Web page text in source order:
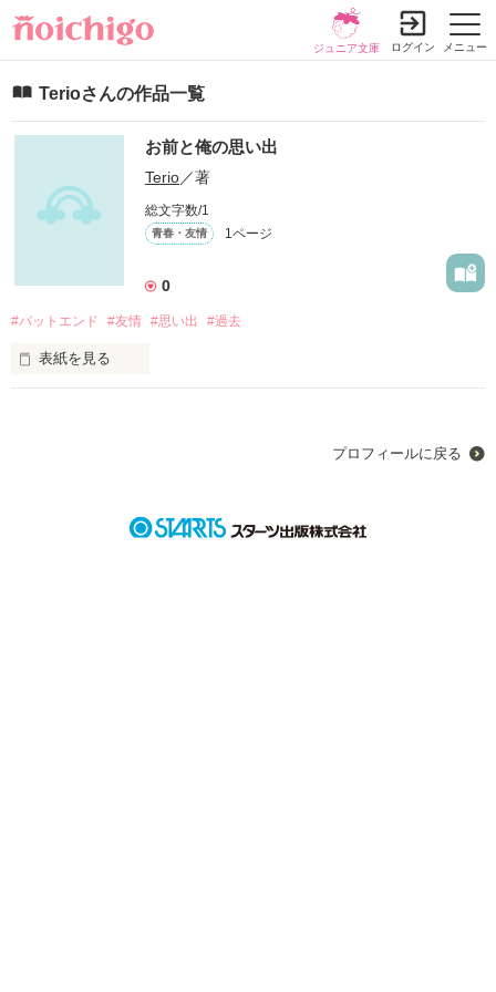
メニュー
ジュニア文庫 ログイン
Terioさんの作品一覧
お前と俺の思い出
Terio／著
総文字数/1
青春・友情 1ページ
0
#バットエンド #友情 #思い出 #過去
表紙を見る
プロフィールに戻る